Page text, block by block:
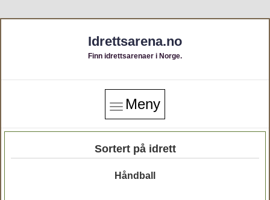
Idrettsarena.no
Finn idrettsarenaer i Norge.
Meny
Sortert på idrett
Håndball